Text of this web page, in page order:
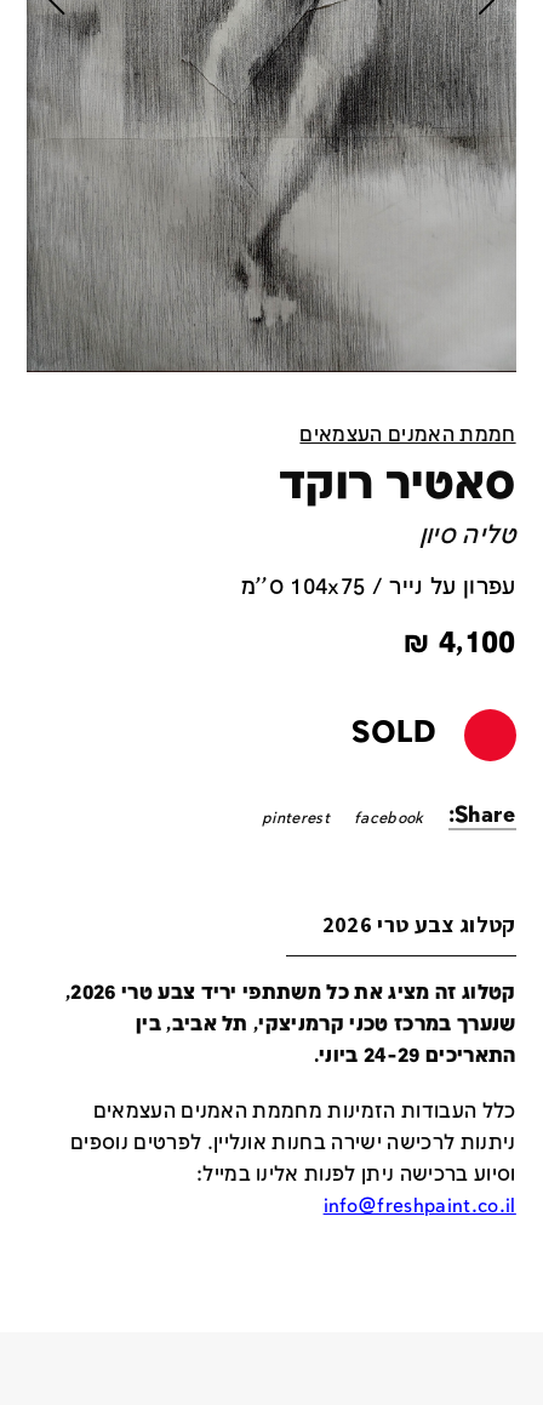
חממת האמנים העצמאים
סאטיר רוקד
טליה סיון
עפרון על נייר / 104x75 ס''מ
4,100
₪
SOLD
Share:
facebook
pinterest
קטלוג צבע טרי 2026
קטלוג זה מציג את כל משתתפי יריד צבע טרי 2026,
שנערך במרכז טכני קרמניצקי, תל אביב, בין
התאריכים 24-29 ביוני.
כלל העבודות הזמינות מחממת האמנים העצמאים
ניתנות לרכישה ישירה בחנות אונליין. לפרטים נוספים
וסיוע ברכישה ניתן לפנות אלינו במייל:
info@freshpaint.co.il